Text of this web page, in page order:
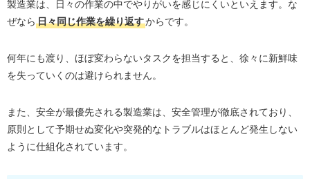
新しい技術に否定的
製造業を「やめたい」と感じたら｜転職におすすめの業
営業職
システムエンジニア
事務職
製造業は、日々の作業の中でやりがいを感じにくいといえます。な
ぜなら 日々同じ作業を繰り返すからです。
何年にも渡り、ほぼ変わらないタスクを担当すると、徐々に新鮮味
を失っていくのは避けられません。
また、安全が最優先される製造業は、安全管理が徹底されており、
原則として予期せぬ変化や突発的なトラブルはほとんど発生しない
ように仕組化されています。